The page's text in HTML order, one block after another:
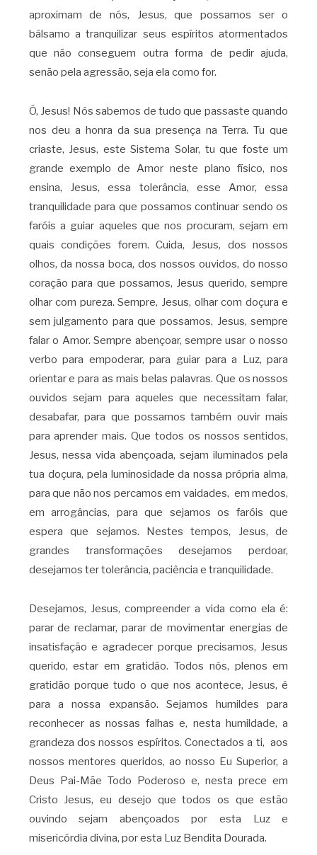
aproximam de nós, Jesus, que possamos ser o
bálsamo a tranquilizar seus espíritos atormentados
que não conseguem outra forma de pedir ajuda,
senão pela agressão, seja ela como for.
Ó, Jesus! Nós sabemos de tudo que passaste quando
nos deu a honra da sua presença na Terra. Tu que
criaste, Jesus, este Sistema Solar, tu que foste um
grande exemplo de Amor neste plano físico, nos
ensina, Jesus, essa tolerância, esse Amor, essa
tranquilidade para que possamos continuar sendo os
faróis a guiar aqueles que nos procuram, sejam em
quais condições forem. Cuida, Jesus, dos nossos
olhos, da nossa boca, dos nossos ouvidos, do nosso
coração para que possamos, Jesus querido, sempre
olhar com pureza. Sempre, Jesus, olhar com doçura e
sem julgamento para que possamos, Jesus, sempre
falar o Amor. Sempre abençoar, sempre usar o nosso
verbo para empoderar, para guiar para a Luz, para
orientar e para as mais belas palavras. Que os nossos
ouvidos sejam para aqueles que necessitam falar,
desabafar, para que possamos também ouvir mais
para aprender mais. Que todos os nossos sentidos,
Jesus, nessa vida abençoada, sejam iluminados pela
tua doçura, pela luminosidade da nossa própria alma,
para que não nos percamos em vaidades, em medos,
em arrogâncias, para que sejamos os faróis que
espera que sejamos. Nestes tempos, Jesus, de
grandes transformações desejamos perdoar,
desejamos ter tolerância, paciência e tranquilidade.
Desejamos, Jesus, compreender a vida como ela é:
parar de reclamar, parar de movimentar energias de
insatisfação e agradecer porque precisamos, Jesus
querido, estar em gratidão. Todos nós, plenos em
gratidão porque tudo o que nos acontece, Jesus, é
para a nossa expansão. Sejamos humildes para
reconhecer as nossas falhas e, nesta humildade, a
grandeza dos nossos espíritos. Conectados a ti, aos
nossos mentores queridos, ao nosso Eu Superior, a
Deus Pai-Mãe Todo Poderoso e, nesta prece em
Cristo Jesus, eu desejo que todos os que estão
ouvindo sejam abençoados por esta Luz e
misericórdia divina, por esta Luz Bendita Dourada.